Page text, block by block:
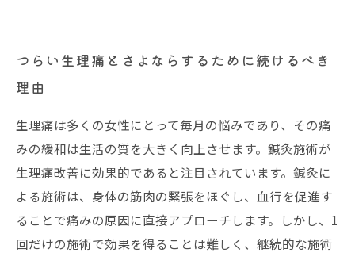
つらい生理痛とさよならするために続けるべき
理由
生理痛は多くの女性にとって毎月の悩みであり、その痛
みの緩和は生活の質を大きく向上させます。鍼灸施術が
生理痛改善に効果的であると注目されています。鍼灸に
よる施術は、身体の筋肉の緊張をほぐし、血行を促進す
ることで痛みの原因に直接アプローチします。しかし、1
回だけの施術で効果を得ることは難しく、継続的な施術